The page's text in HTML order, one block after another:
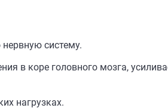
систему.
в коре головного мозга,
нагрузках.